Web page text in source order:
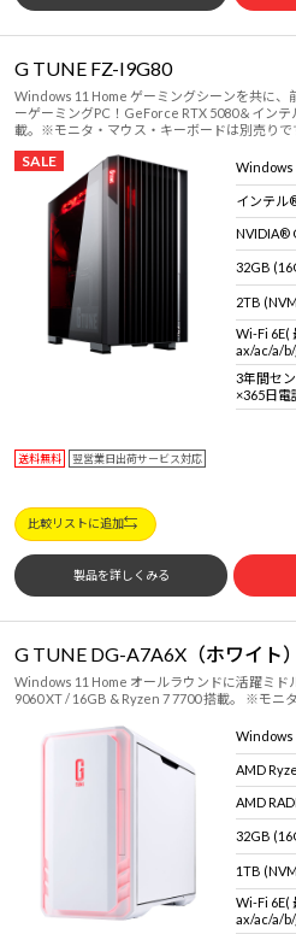
G TUNE FZ-I9G80
Windows 11 Home ゲーミングシーンを共に、
ーゲーミングPC！GeForce RTX 5080＆イン
載。※モニタ・マウス・キーボードは別売りで
SALE Windows
インテル
NVIDIA®
32GB
2TB
Wi-Fi 6E(
ax/ac/a/
3年間セ
×365日電
送料無料 翌営業日出荷サービス対応
比較リストに追加
製品を詳しくみる
G TUNE DG-A7A6X（ホワイト）
Windows 11 Home オールラウンドに活躍ミド
9060 XT / 16GB & Ryzen 7 7700 搭載。 ※モニ
Windows
AMD
AMD
32GB
1TB
Wi-Fi 6E(
ax/ac/a/